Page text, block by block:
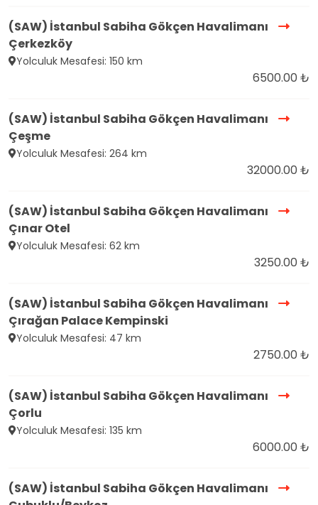
(SAW) İstanbul Sabiha Gökçen Havalimanı
Çerkezköy
Yolculuk Mesafesi: 150 km
6500.00 ₺
(SAW) İstanbul Sabiha Gökçen Havalimanı
Çeşme
Yolculuk Mesafesi: 264 km
32000.00 ₺
(SAW) İstanbul Sabiha Gökçen Havalimanı
Çınar Otel
Yolculuk Mesafesi: 62 km
3250.00 ₺
(SAW) İstanbul Sabiha Gökçen Havalimanı
Çırağan Palace Kempinski
Yolculuk Mesafesi: 47 km
2750.00 ₺
(SAW) İstanbul Sabiha Gökçen Havalimanı
Çorlu
Yolculuk Mesafesi: 135 km
6000.00 ₺
(SAW) İstanbul Sabiha Gökçen Havalimanı